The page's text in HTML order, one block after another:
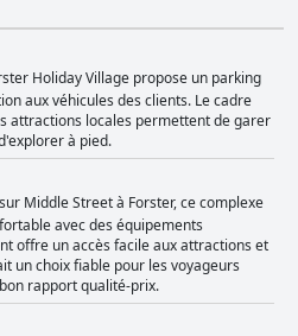
Holiday Village propose un parking
aux véhicules des clients. Le cadre
attractions locales permettent de garer
à pied.
Middle Street à Forster, ce complexe
avec des équipements
offre un accès facile aux attractions et
un choix fiable pour les voyageurs
rapport qualité-prix.